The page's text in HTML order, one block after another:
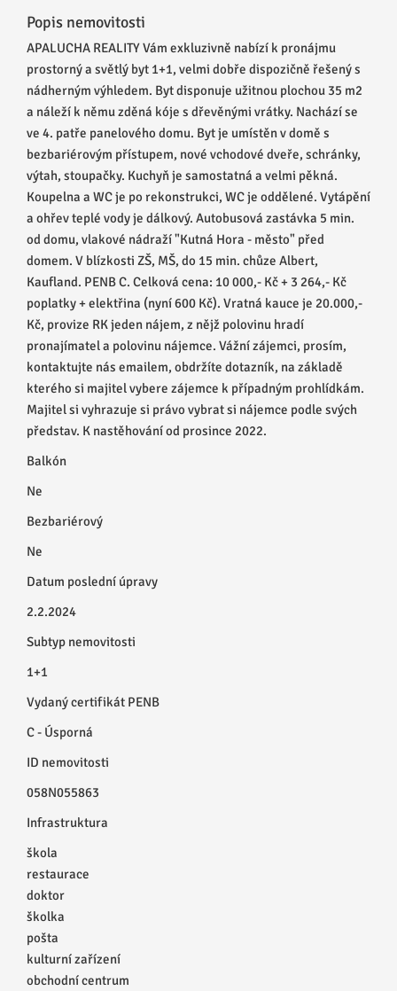
Popis nemovitosti
APALUCHA REALITY Vám exkluzivně nabízí k pronájmu
prostorný a světlý byt 1+1, velmi dobře dispozičně řešený s
nádherným výhledem. Byt disponuje užitnou plochou 35 m2
a náleží k němu zděná kóje s dřevěnými vrátky. Nachází se
ve 4. patře panelového domu. Byt je umístěn v domě s
bezbariérovým přístupem, nové vchodové dveře, schránky,
výtah, stoupačky. Kuchyň je samostatná a velmi pěkná.
Koupelna a WC je po rekonstrukci, WC je oddělené. Vytápění
a ohřev teplé vody je dálkový. Autobusová zastávka 5 min.
od domu, vlakové nádraží "Kutná Hora - město" před
domem. V blízkosti ZŠ, MŠ, do 15 min. chůze Albert,
Kaufland. PENB C. Celková cena: 10 000,- Kč + 3 264,- Kč
poplatky + elektřina (nyní 600 Kč). Vratná kauce je 20.000,-
Kč, provize RK jeden nájem, z nějž polovinu hradí
pronajímatel a polovinu nájemce. Vážní zájemci, prosím,
kontaktujte nás emailem, obdržíte dotazník, na základě
kterého si majitel vybere zájemce k případným prohlídkám.
Majitel si vyhrazuje si právo vybrat si nájemce podle svých
představ. K nastěhování od prosince 2022.
Balkón
Ne
Bezbariérový
Ne
Datum poslední úpravy
2.2.2024
Subtyp nemovitosti
1+1
Vydaný certifikát PENB
C - Úsporná
ID nemovitosti
058N055863
Infrastruktura
škola
restaurace
doktor
školka
pošta
kulturní zařízení
obchodní centrum